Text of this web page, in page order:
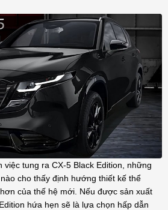
việc tung ra CX-5 Black Edition, những
cho thấy định hướng thiết kế thể
của thế hệ mới. Nếu được sản xuất
hứa hẹn sẽ là lựa chọn hấp dẫn